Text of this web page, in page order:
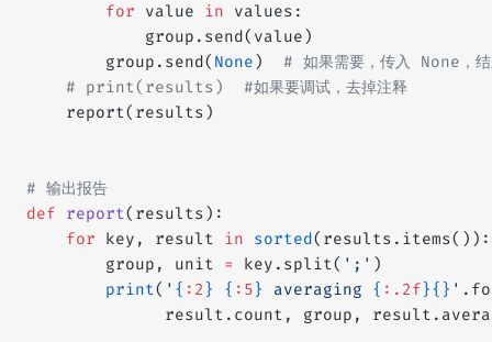
        for
value in values:
            group.send(value)
        group.send(
None ) # 如果需要，传入 None，
    # print(results)  #如果要调试，去掉注释
    report(results)
# 输出报告
def report(results):
    for
key, result in sorted(results.items()):
        group, unit
= key.split( ';' )
        print
( ' { :2 } { :5 } averaging { :.2f }{} '
result.count, group,